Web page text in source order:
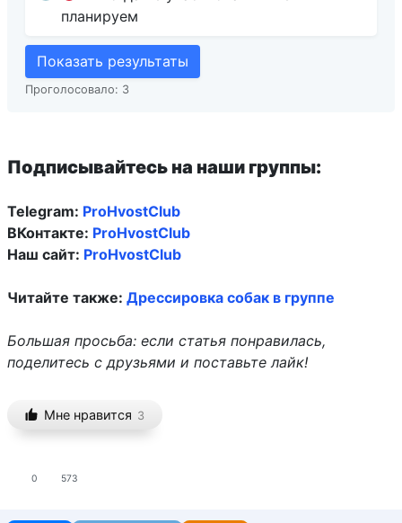
планируем
Показать результаты
Проголосовало: 3
Подписывайтесь на наши группы:
Telegram: ProHvostClub
ВКонтакте: ProHvostClub
Наш сайт: ProHvostClub
Читайте также: Дрессировка собак в группе
Большая просьба: если статья понравилась,
поделитесь с друзьями и поставьте лайк!
Мне нравится 3
0 573